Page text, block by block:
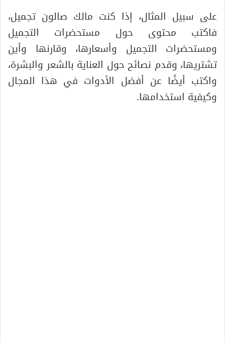
على سبيل المثال، إذا كنت مالك صالون تجميل،
فاكتب محتوى حول مستحضرات التجميل
ومستحضرات التجميل وأسعارها، وقارنها وأين
تشتريها، وقدم نصائح حول العناية بالشعر والبشرة،
واكتب أيضًا عن أفضل الأدوات في هذا المجال
وكيفية استخدامها.